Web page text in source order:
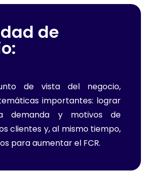
de
de vista del negocio,
importantes: lograr
demanda y motivos de
clientes y, al mismo tiempo,
para aumentar el FCR.